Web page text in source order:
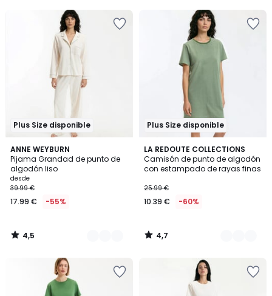
Plus Size disponible
ANNE WEYBURN
Pijama Grandad de punto de
algodón liso
desde
39.99 €
17.99 € -55%
4,5
/ 5
2
Colores
4,5
/
Plus Size disponible
LA REDOUTE COLLECTIONS
Camisón de punto de algodón
con estampado de rayas finas
25.99 €
10.39 € -60%
4,7
/ 5
2
Colores
4,7
/